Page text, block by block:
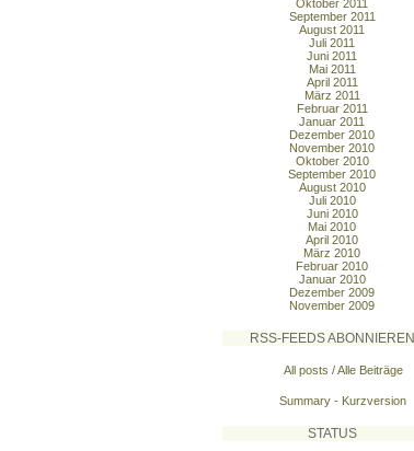
Oktober 2011
September 2011
August 2011
Juli 2011
Juni 2011
Mai 2011
April 2011
März 2011
Februar 2011
Januar 2011
Dezember 2010
November 2010
Oktober 2010
September 2010
August 2010
Juli 2010
Juni 2010
Mai 2010
April 2010
März 2010
Februar 2010
Januar 2010
Dezember 2009
November 2009
RSS-FEEDS ABONNIEREN
All posts / Alle Beiträge
Summary - Kurzversion
STATUS